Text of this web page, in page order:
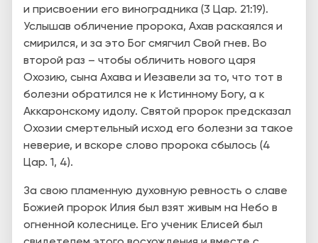
и присвоении его виноградника (3 Цар. 21:19).
Услышав обличение пророка, Ахав раскаялся и
смирился, и за это Бог смягчил Свой гнев. Во
второй раз – чтобы обличить нового царя
Охозию, сына Ахава и Иезавели за то, что тот в
болезни обратился не к Истинному Богу, а к
Аккаронскому идолу. Святой пророк предсказал
Охозии смертельный исход его болезни за такое
неверие, и вскоре слово пророка сбылось (4
Цар. 1, 4).
За свою пламенную духовную ревность о славе
Божией пророк Илия был взят живым на Небо в
огненной колеснице. Его ученик Елисей был